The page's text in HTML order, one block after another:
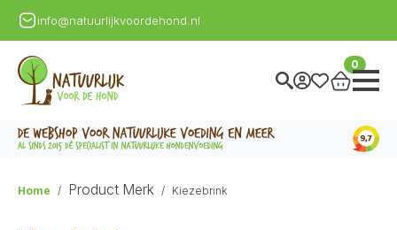
info@natuurlijkvoordehond.nl
0
Home Product Merk Kiezebrink